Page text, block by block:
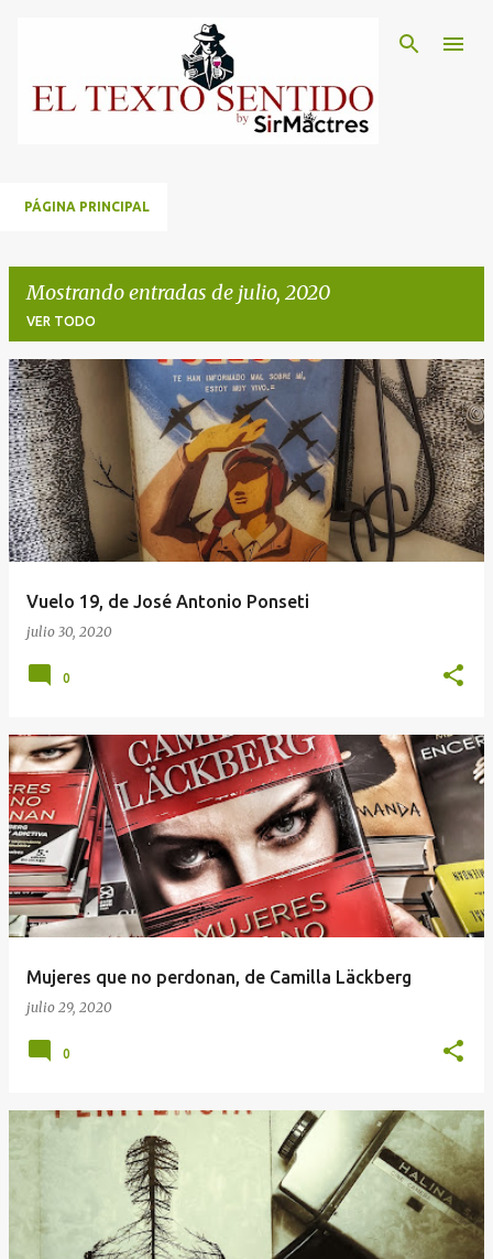
Ir al contenido principal
PÁGINA PRINCIPAL
Mostrando entradas de julio, 2020
VER TODO
E
n
t
r
a
d
Vuelo 19, de José Antonio Ponseti
julio 30, 2020
0
Mujeres que no perdonan, de Camilla Läckberg
julio 29, 2020
0